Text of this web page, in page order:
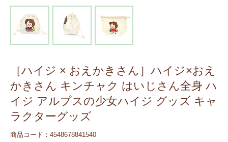
［ハイジ × おえかきさん］ハイジ×おえ
かきさん キンチャク はいじさん全身 ハ
イジ アルプスの少女ハイジ グッズ キャ
ラクターグッズ
商品コード：4548678841540